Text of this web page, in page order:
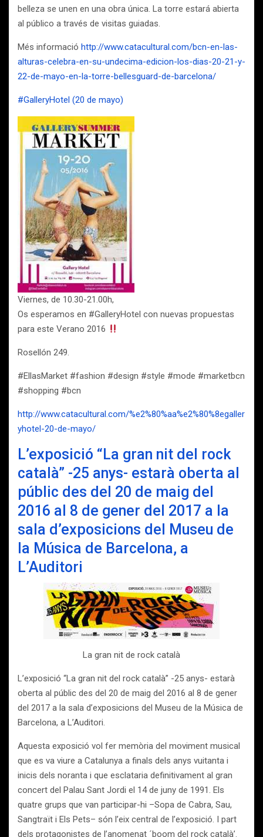
belleza se unen en una obra única. La torre estará abierta
al público a través de visitas guiadas.
Més informació http://www.catacultural.com/bcn-en-las-
alturas-celebra-en-su-undecima-edicion-los-dias-20-21-y-
22-de-mayo-en-la-torre-bellesguard-de-barcelona/
‪#‎GalleryHotel (20 de mayo)
Viernes, de 10.30-21.00h,
Os esperamos en ‪#‎GalleryHotel‬ con nuevas propuestas
para este Verano 2016
Rosellón 249.
‪#‎EllasMarket‬ ‪#‎fashion‬ ‪#‎design‬ ‪#‎style‬ ‪#‎mode‬ ‪#‎marketbcn‬
‪#‎shopping‬ ‪#‎bcn
http://www.catacultural.com/%e2%80%aa%e2%80%8egaller
yhotel-20-de-mayo/
L’exposició “La gran nit del rock
català” -25 anys- estarà oberta al
públic des del 20 de maig del
2016 al 8 de gener del 2017 a la
sala d’exposicions del Museu de
la Música de Barcelona, a
L’Auditori
La gran nit de rock català
L’exposició “La gran nit del rock català” -25 anys- estarà
oberta al públic des del 20 de maig del 2016 al 8 de gener
del 2017 a la sala d’exposicions del Museu de la Música de
Barcelona, a L’Auditori.
Aquesta exposició vol fer memòria del moviment musical
que es va viure a Catalunya a finals dels anys vuitanta i
inicis dels noranta i que esclataria definitivament al gran
concert del Palau Sant Jordi el 14 de juny de 1991. Els
quatre grups que van participar-hi –Sopa de Cabra, Sau,
Sangtraït i Els Pets– són l’eix central de l’exposició. I part
dels protagonistes de l’anomenat ´boom del rock català’.